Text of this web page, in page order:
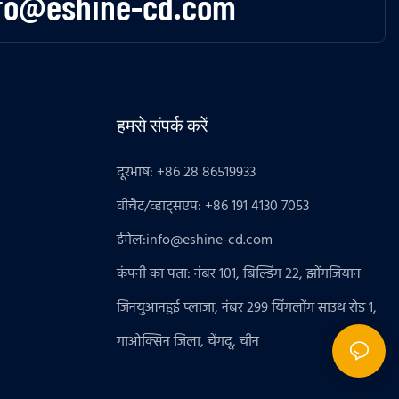
हमसे संपर्क करें
दूरभाष: +86 28 86519933
वीचैट/व्हाट्सएप: +86 191 4130 7053
ईमेल:info@eshine-cd.com
कंपनी का पता: नंबर 101, बिल्डिंग 22, झोंगजियान
जिनयुआनहुई प्लाजा, नंबर 299 यिंगलोंग साउथ रोड 1,
गाओक्सिन जिला, चेंगदू, चीन